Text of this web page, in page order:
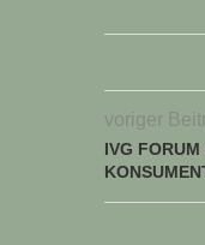
voriger
IVG